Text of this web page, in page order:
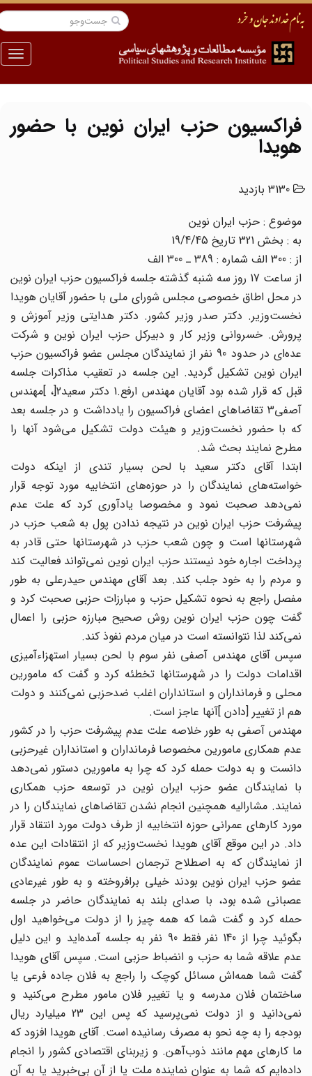
منو
فراکسیون حزب ایران نوین با حضور
هویدا
3130 بازدید
موضوع : حزب ایران نوین
به : بخش 321 تاریخ 19/4/45
از : 300 الف شماره : 389 ـ 300 الف
از ساعت 17 روز سه شنبه گذشته جلسه فراکسیون حزب ایران نوین
در محل اطاق خصوصى مجلس شوراى ملى با حضور آقایان هویدا
نخست‌وزیر. دکتر صدر وزیر کشور. دکتر هدایتى وزیر آموزش و
پرورش. خسروانى وزیر کار و دبیرکل حزب ایران نوین و شرکت
عده‌اى در حدود 90 نفر از نمایندگان مجلس عضو فراکسیون حزب
ایران نوین تشکیل گردید. این جلسه در تعقیب مذاکرات جلسه
قبل که قرار شده بود آقایان مهندس ارفع.1 دکتر سعید2[، ]مهندس
آصفى3 تقاضاهاى اعضاى فراکسیون را یادداشت و در جلسه بعد
که با حضور نخست‌وزیر و هیئت دولت تشکیل مى‌شود آنها را
مطرح نمایند بحث شد.
ابتدا آقاى دکتر سعید با لحن بسیار تندى از اینکه دولت
خواسته‌هاى نمایندگان را در حوزه‌هاى انتخابیه مورد توجه قرار
نمى‌دهد صحبت نمود و مخصوصا یادآورى کرد که علت عدم
پیشرفت حزب ایران نوین در نتیجه ندادن پول به شعب حزب در
شهرستانها است و چون شعب حزب در شهرستانها حتى قادر به
پرداخت اجاره خود نیستند حزب ایران نوین نمى‌تواند فعالیت کند
و مردم را به خود جلب کند. بعد آقاى مهندس حیدرعلى به طور
مفصل راجع به نحوه تشکیل حزب و مبارزات حزبى صحبت کرد و
گفت چون حزب ایران نوین روش صحیح مبارزه حزبى را اعمال
نمى‌کند لذا نتوانسته است در میان مردم نفوذ کند.
سپس آقاى مهندس آصفى نفر سوم با لحن بسیار استهزاءآمیزى
اقدامات دولت را در شهرستانها تخطئه کرد و گفت که مامورین
محلى و فرمانداران و استانداران اغلب ضدحزبى نمى‌کنند و دولت
هم از تغییر [دادن ]آنها عاجز است.
مهندس آصفى به طور خلاصه علت عدم پیشرفت حزب را در کشور
عدم همکارى مامورین مخصوصا فرمانداران و استانداران غیرحزبى
دانست و به دولت حمله کرد که چرا به مامورین دستور نمى‌دهد
با نمایندگان عضو حزب ایران نوین در توسعه حزب همکارى
نمایند. مشارالیه همچنین انجام نشدن تقاضاهاى نمایندگان را در
مورد کارهاى عمرانى حوزه انتخابیه از طرف دولت مورد انتقاد قرار
داد. در این موقع آقاى هویدا نخست‌وزیر که از انتقادات این عده
از نمایندگان که به اصطلاح ترجمان احساسات عموم نمایندگان
عضو حزب ایران نوین بودند خیلى برافروخته و به طور غیرعادى
عصبانى شده بود، با صداى بلند به نمایندگان حاضر در جلسه
حمله کرد و گفت شما که همه چیز را از دولت مى‌خواهید اول
بگوئید چرا از 140 نفر فقط 90 نفر به جلسه آمده‌اید و این دلیل
عدم علاقه شما به حزب و انضباط حزبى است. سپس آقاى هویدا
گفت شما همه‌اش مسائل کوچک را راجع به فلان جاده فرعى یا
ساختمان فلان مدرسه و یا تغییر فلان مامور مطرح مى‌کنید و
نمى‌دانید و از دولت نمى‌پرسید که پس این 23 میلیارد ریال
بودجه را به چه نحو به مصرف رسانیده است. آقاى هویدا افزود که
ما کارهاى مهم مانند ذوب‌آهن. و زیربناى اقتصادى کشور را انجام
داده‌ایم که شما به عنوان نماینده ملت یا از آن بى‌خبرید یا به آن